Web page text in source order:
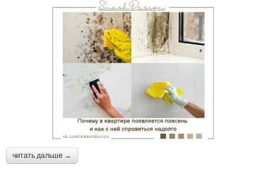
читать дальше →